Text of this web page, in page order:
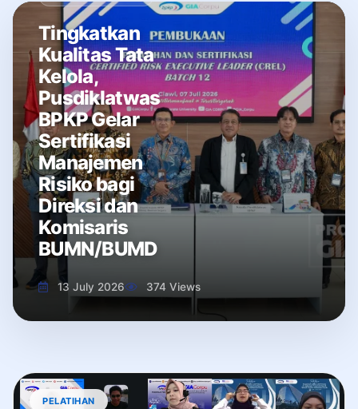
Tingkatkan
Kualitas Tata
Kelola,
Pusdiklatwas
BPKP Gelar
Sertifikasi
Manajemen
Risiko bagi
Direksi dan
Komisaris
BUMN/BUMD
13 July 2026 374 Views
PELATIHAN